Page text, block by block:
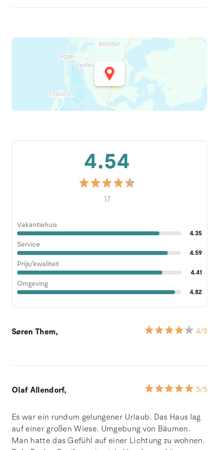
4.54
17
Vakantiehuis
4.35
Service
4.59
Prijs/kwaliteit
4.41
Omgeving
4.82
Søren Them, 4/5
Olaf Allendorf, 5/5
Es war ein rundum gelungener Urlaub. Das Haus lag
auf einer großen Wiese. Umgebung von Bäumen.
Man hatte das Gefühl auf einer Lichtung zu wohnen.